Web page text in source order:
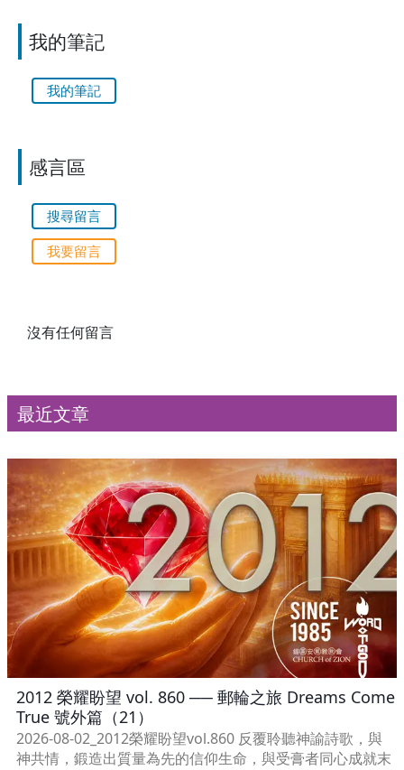
我的筆記
我的筆記
感言區
搜尋留言
我要留言
沒有任何留言
最近文章
2012 榮耀盼望 vol. 860 ── 郵輪之旅 Dreams Come
True 號外篇（21）
2026-08-02_2012榮耀盼望vol.860 反覆聆聽神諭詩歌，與
神共情，鍛造出質量為先的信仰生命，與受膏者同心成就末